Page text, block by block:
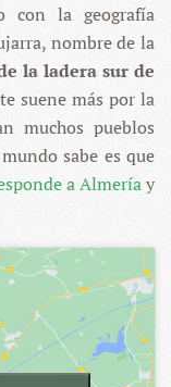
con la geografía
nombre de la
la ladera sur de
suene más por la
muchos pueblos
sabe es que
a Almeríay